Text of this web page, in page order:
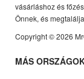
vásárláshoz és
Önnek, és
Copyright © 2026
MÁS